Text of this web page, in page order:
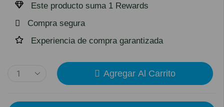
Este producto suma 1 Rewards
Compra segura
Experiencia de compra garantizada
Agregar Al Carrito